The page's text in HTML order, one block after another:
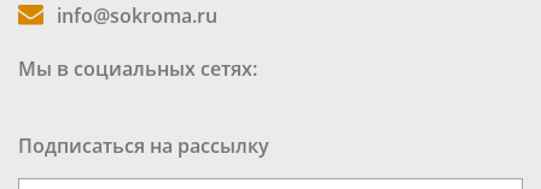
info@sokroma.ru
Мы в социальных сетях:
Подписаться на рассылку